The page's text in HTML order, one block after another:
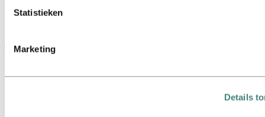
verzameld. In de lijst hieronder kun je zien welke derden dit
Statistieken
Marketing
Details
Maximaliseer de voordelen van uw